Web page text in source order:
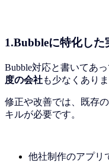
1.Bubbleに特化した
Bubble対応と書いてあっ
度の会社も少なくありま
修正や改善では、既存
キルが必要です。
他社制作のアプリ